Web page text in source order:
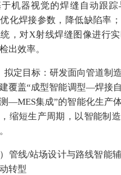
机器视觉的焊缝自动跟踪
化焊接参数，降低缺陷率
，对X射线焊缝图像进行实
出效率。
拟定目标：研发面向管道制
覆盖“成型智能调型—焊接
—MES集成”的智能化生产
缩短生产周期，以智能制
）管线/站场设计与路线智能
转型